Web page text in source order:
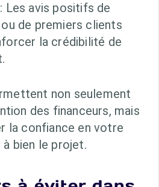
Les avis positifs de
de premiers clients
la crédibilité de
non seulement
des financeurs, mais
la confiance en votre
bien le projet.